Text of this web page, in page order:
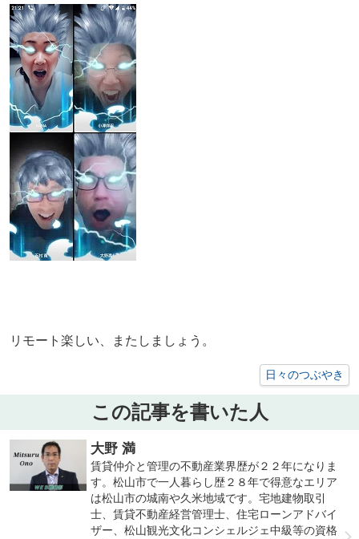
リモート楽しい、またしましょう。
日々のつぶやき
この記事を書いた人
大野 満
賃貸仲介と管理の不動産業界歴が２２年になりま
す。松山市で一人暮らし歴２８年で得意なエリア
は松山市の城南や久米地域です。宅地建物取引
士、賃貸不動産経営管理士、住宅ローンアドバイ
ザー、松山観光文化コンシェルジェ中級等の資格